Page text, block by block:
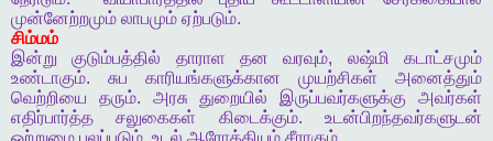
முன்னேற்றமும் லாபமும் ஏற்படும்.
சிம்மம்
இன்று
குடும்பத்தில் தாராள தன வரவும், லஷ்மி
கடாட்சமும்
உண்டாகும். சுப காரியங்களுக்கான முயற்சிகள்
அனைத்தும்
வெற்றியை
தரும். அரசு துறையில் இருப்பவர்களுக்கு
அவர்கள்
எதிர்பார்த்த
சலுகைகள் கிடைக்கும்.உடன்பிறந்தவர்களுடன்
ஒற்றுமை பலப்படும். உடல் ஆரோக்கியம் சீராகும்.